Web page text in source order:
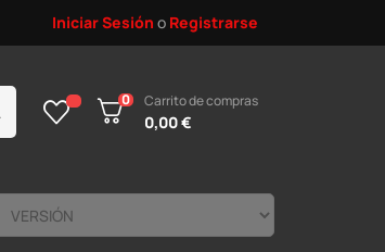
Iniciar Sesión o Registrarse
0 Carrito de compras
0,00 €